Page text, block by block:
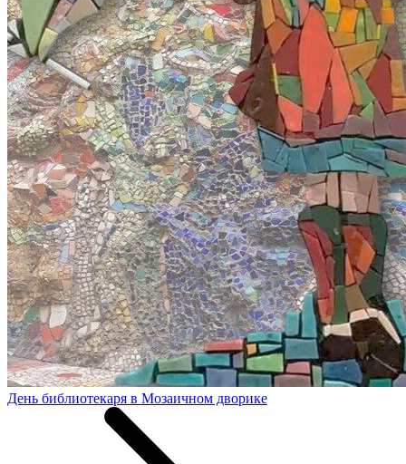
День библиотекаря в Мозаичном дворике